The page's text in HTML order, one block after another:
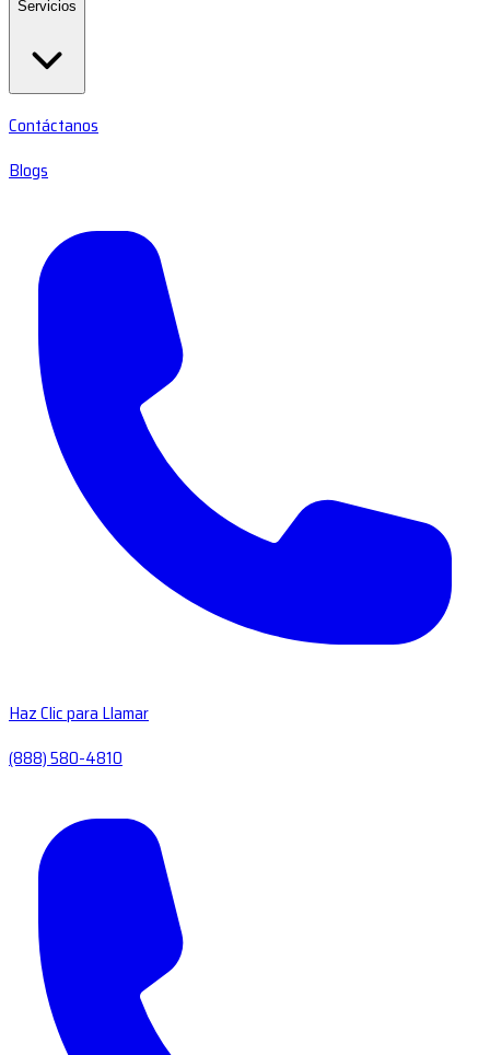
Servicios
Contáctanos
Blogs
Haz Clic para Llamar
(888) 580-4810